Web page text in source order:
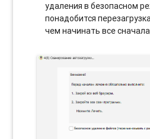
удаления в безопасном
понадобится
чем начинать все